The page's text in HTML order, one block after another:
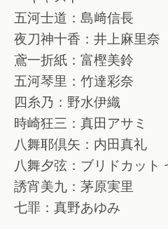
五河士道：島﨑信長
夜刀神十香：井上麻里奈
鳶一折紙：富樫美鈴
五河琴里：竹達彩奈
四糸乃：野水伊織
時崎狂三：真田アサミ
八舞耶倶矢：内田真礼
八舞夕弦：ブリドカット
誘宵美九：茅原実里
七罪：真野あゆみ